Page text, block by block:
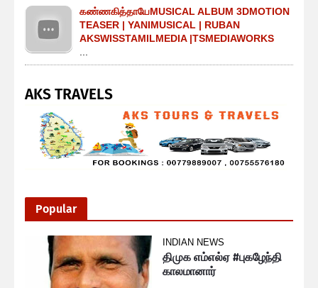
கண்ணகித்தாயேMUSICAL ALBUM 3DMOTION
TEASER | YANIMUSICAL | RUBAN
AKSWISSTAMILMEDIA |TSMEDIAWORKS
AKS TRAVELS
Popular
INDIAN NEWS
திமுக எம்எல்ஏ #புகழேந்தி
காலமானார்